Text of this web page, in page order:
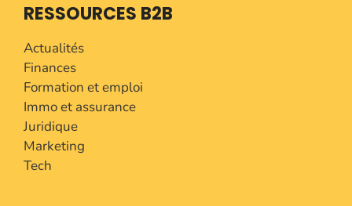
RESSOURCES B2B
Actualités
Finances
Formation et emploi
Immo et assurance
Juridique
Marketing
Tech